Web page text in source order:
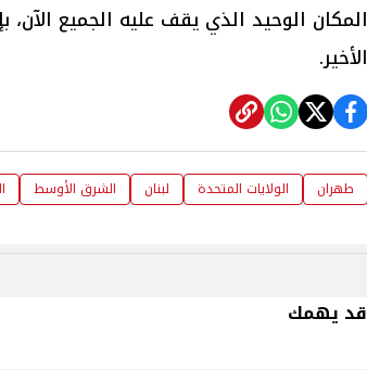
المكان الوحيد الذي يقف عليه الجميع الآن،
الأخير.
طهران الولايات المتحدة لبنان الشرق الأوسط
قد يهمك